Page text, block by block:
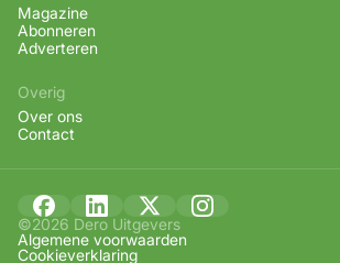
Magazine
Abonneren
Adverteren
Overig
Over ons
Contact
©2026 Dero Uitgevers
Algemene voorwaarden
Cookieverklaring